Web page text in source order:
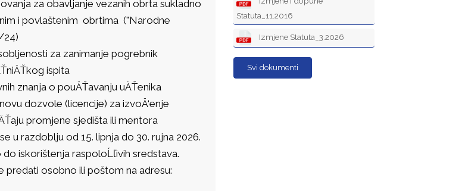
za obavljanje vezanih obrta sukladno
i povlaštenim obrtima ("Narodne
24)
za zanimanje pogrebnik
ispita
znanja o pouÄŤavanju uÄŤenika
dozvole (licencije) za izvoÄ‘enje
promjene sjedišta ili mentora
u razdoblju od 15. lipnja do 30. rujna 2026.
iskorištenja raspoloĹľivih sredstava.
predati osobno ili poštom na adresu:
Statuta_11.2016
Izmjene Statuta_3.2026
Svi dokumenti